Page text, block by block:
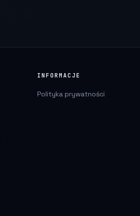
INFORMACJE
Polityka prywatności